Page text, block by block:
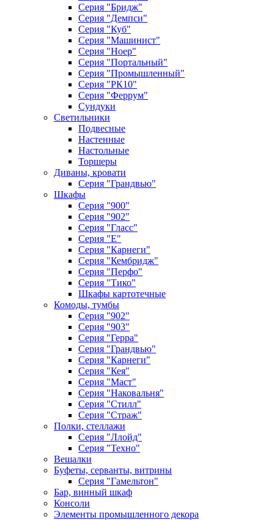
Серия "Бридж"
Серия "Демпси"
Серия "Куб"
Серия "Машинист"
Серия "Ноер"
Серия "Портальный"
Серия "Промышленный"
Серия "РК10"
Серия "Феррум"
Сундуки
Светильники
Подвесные
Настенные
Настольные
Торшеры
Диваны, кровати
Серия "Грандвью"
Шкафы
Серия "900"
Серия "902"
Серия "Гласс"
Серия "Е"
Серия "Карнеги"
Серия "Кембридж"
Серия "Перфо"
Серия "Тико"
Шкафы картотечные
Комоды, тумбы
Серия "902"
Серия "903"
Серия "Герра"
Серия "Грандвью"
Серия "Карнеги"
Серия "Кея"
Серия "Маст"
Серия "Наковальня"
Серия "Стилл"
Серия "Страж"
Полки, стеллажи
Серия "Ллойд"
Серия "Техно"
Вешалки
Буфеты, серванты, витрины
Серия "Гамельтон"
Бар, винный шкаф
Консоли
Элементы промышленного декора